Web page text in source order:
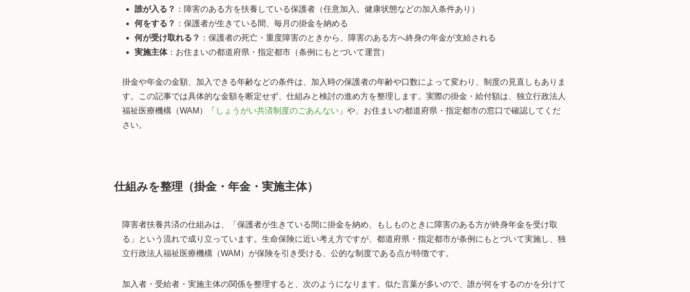
誰が入る？ ：障害のある方を扶養している保護者（任意加入。健康状態などの加入条件あり）
何をする？ ：保護者が生きている間、毎月の掛金を納める
何が受け取れる？ ：保護者の死亡・重度障害のときから、障害のある方へ終身の年金が支給される
実施主体：お住まいの都道府県・指定都市（条例にもとづいて運営）
掛金や年金の金額、加入できる年齢などの条件は、加入時の保護者の年齢や口数によって変わり、制度の見直しもありま
す。この記事では具体的な金額を断定せず、仕組みと検討の進め方を整理します。実際の掛金・給付額は、独立行政法人
福祉医療機構（WAM）「 しょうがい共済制度のごあんない 」や、お住まいの都道府県・指定都市の窓口で確認してくだ
さい。
仕組みを整理（掛金・年金・実施主体）
障害者扶養共済の仕組みは、「保護者が生きている間に掛金を納め、もしものときに障害のある方が終身年金を受け取
る」という流れで成り立っています。生命保険に近い考え方ですが、都道府県・指定都市が条例にもとづいて実施し、独
立行政法人福祉医療機構（WAM）が保険を引き受ける、公的な制度である点が特徴です。
加入者・受給者・実施主体の関係を整理すると、次のようになります。似た言葉が多いので、誰が何をするのかを分けて